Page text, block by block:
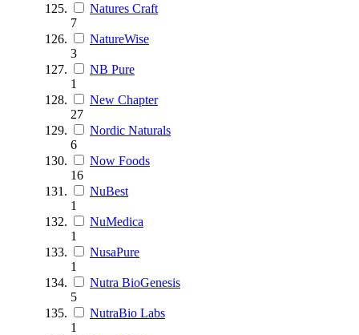
Natures Craft
7
NatureWise
3
NB Pure
1
New Chapter
27
Nordic Naturals
6
Now Foods
16
NuBest
1
NuMedica
1
NusaPure
1
Nutra BioGenesis
5
NutraBio Labs
1